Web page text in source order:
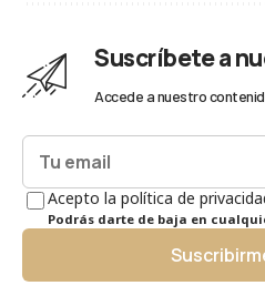
Suscríbete a
Accede a nuestro
Acepto la política de
Podrás darte de baja en